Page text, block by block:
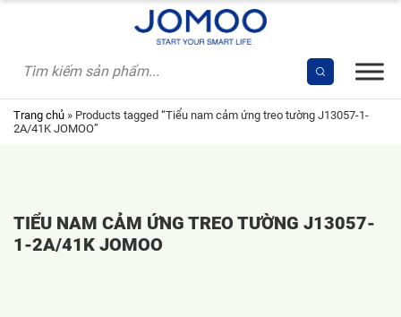
Trang chủ » Products tagged “Tiểu nam cảm ứng treo tường J13057-1-
2A/41K JOMOO”
TIỂU NAM CẢM ỨNG TREO TƯỜNG J13057-
1-2A/41K JOMOO